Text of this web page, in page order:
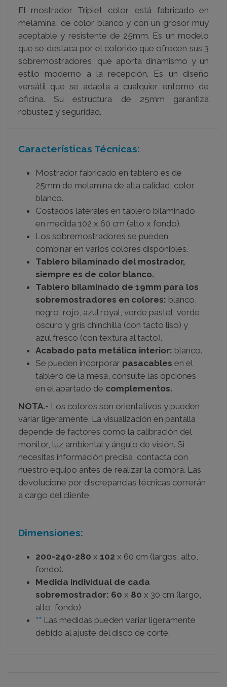
El mostrador Triplet color, está fabricado en
melamina, de color blanco y con un grosor muy
aceptable y resistente de 25mm. Es un modelo
que se destaca por el colorido que ofrecen sus 3
sobremostradores, que aporta dinamismo y un
estilo moderno a la recepción. Es un diseño
versátil que se adapta a cualquier entorno de
oficina. Su estructura de 25mm garantiza
robustez y seguridad.
Características Técnicas:
Mostrador fabricado en tablero es de
25mm de melamina de alta calidad, color
blanco.
Costados laterales en tablero bilaminado
en medida 102 x 60 cm (alto x fondo).
Los sobremostradores se pueden
combinar en varios colores disponibles.
Tablero bilaminado del mostrador,
siempre es de color blanco.
Tablero bilaminado de 19mm para los
sobremostradores en colores: blanco,
negro, rojo, azul royal, verde pastel, verde
oscuro y gris chinchilla (con tacto liso) y
azul fresco (con textura al tacto).
Acabado pata metálica interior: blanco.
Se pueden incorporar pasacables en el
tablero de la mesa, consulte las opciones
en el apartado de complementos.
NOTA.- Los colores son orientativos y pueden
variar ligeramente. La visualización en pantalla
depende de factores como la calibración del
monitor, luz ambiental y ángulo de visión. Si
necesitas información precisa, contacta con
nuestro equipo antes de realizar la compra. Las
devolucione por discrepancias técnicas correrán
a cargo del cliente.
Dimensiones:
200-240-280 x 102 x 60 cm (largos, alto,
fondo).
Medida individual de cada
sobremostrador: 60 x 80 x 30 cm (largo,
alto, fondo)
** Las medidas pueden variar ligeramente
debido al ajuste del disco de corte.